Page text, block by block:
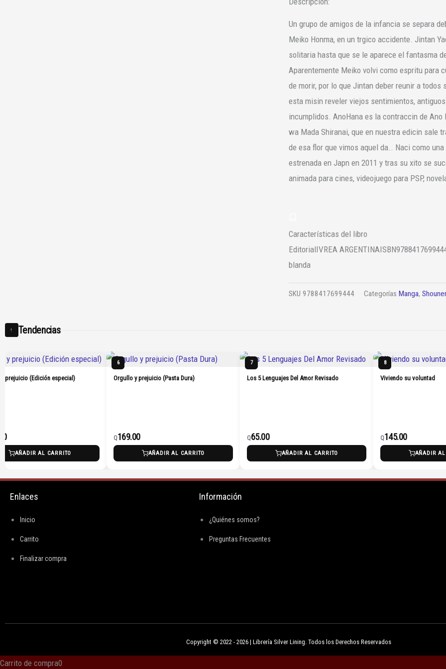
Un grupo de amigos de la infancia se separa
Meiko Honma, en un trgico accidente. Jintan
solitaria hasta que se le aparece el fantasma
Aparentemente Meiko volvi como espritu para
de morir, por lo que Jintan deber reunir a todos
esta misin reveler viejos sentimientos,
incumplidos. AnoHana es la contraccin de Ano
wa Mada Shiranai, que en nuestra edicin sale
de esa flor que vimos aquel da.. Naci como
estrenada en Japn en 2011 y tras su xito se
animada para cines, videojuego para PSP,
Características del libro
EditorialIVREA ARGENTINAISBN
blanda
SKU 9788417699444 Categorías Manga,
↑ Tendencias
prejuicio (Edición especial)
AÑADIR AL CARRITO
6
Orgullo y prejuicio (Pasta Dura)
Q169.00
AÑADIR AL CARRITO
7
Los 5 Lenguajes Del Amor Revisado
Q65.00
AÑADIR AL CARRITO
8
Viviendo su voluntad
Q145.00
AÑADIR AL
Enlaces
Inicio
Carrito
Finalizar compra
Información
¿Quiénes somos?
Preguntas Frecuentes
b
o
Copyright © 2022 - 2026 | Librería Silver Lining. Todos los Derechos Reservados
Carrito de compra0